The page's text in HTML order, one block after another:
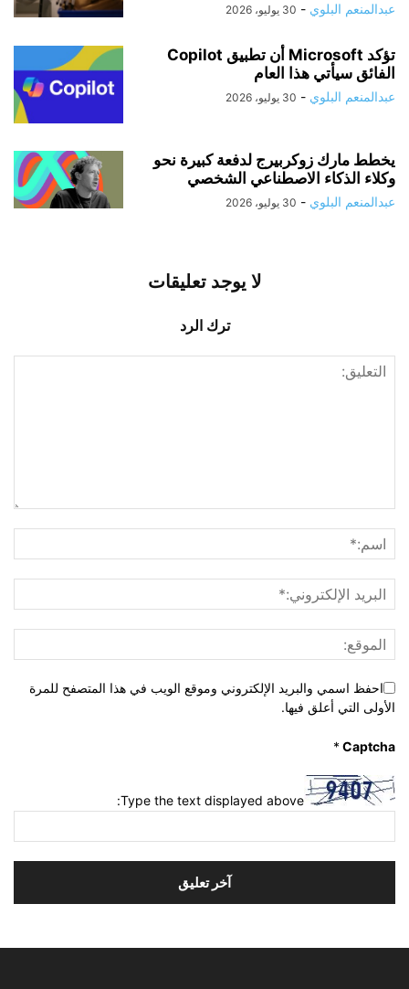
عبدالمنعم البلوي - 30 يوليو، 2026
تؤكد Microsoft أن تطبيق Copilot
الفائق سيأتي هذا العام
عبدالمنعم البلوي - 30 يوليو، 2026
يخطط مارك زوكربيرج لدفعة كبيرة نحو
وكلاء الذكاء الاصطناعي الشخصي
عبدالمنعم البلوي - 30 يوليو، 2026
لا يوجد تعليقات
ترك الرد
احفظ اسمي والبريد الإلكتروني وموقع الويب في هذا المتصفح للمرة
الأولى التي أعلق فيها.
Captcha
*
Type the text displayed above: